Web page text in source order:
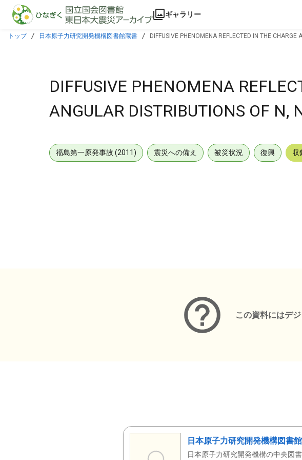
本文に飛ぶ
ギャラリー
トップ 日本原子力研究開発機構図書館蔵書 DIFFUSIVE PHENOMENA REFLECTED IN THE
DIFFUSIVE PHENOMENA
ANGULAR DISTRIBUTIONS OF N,
福島第一原発事故 (2011) 震災への備え 被災状況 復興 収
この資料にはデ
日本原子力研究開発機構図書
日本原子力研究開発機構の中央図